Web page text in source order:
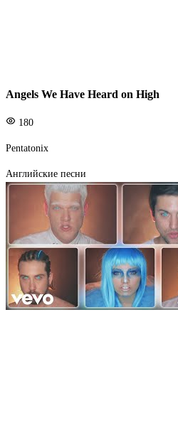
Angels We Have Heard on High
180
Pentatonix
Английские песни